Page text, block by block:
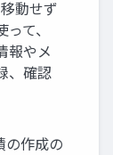
動せず
て、
報やメ
、確認
の作成の